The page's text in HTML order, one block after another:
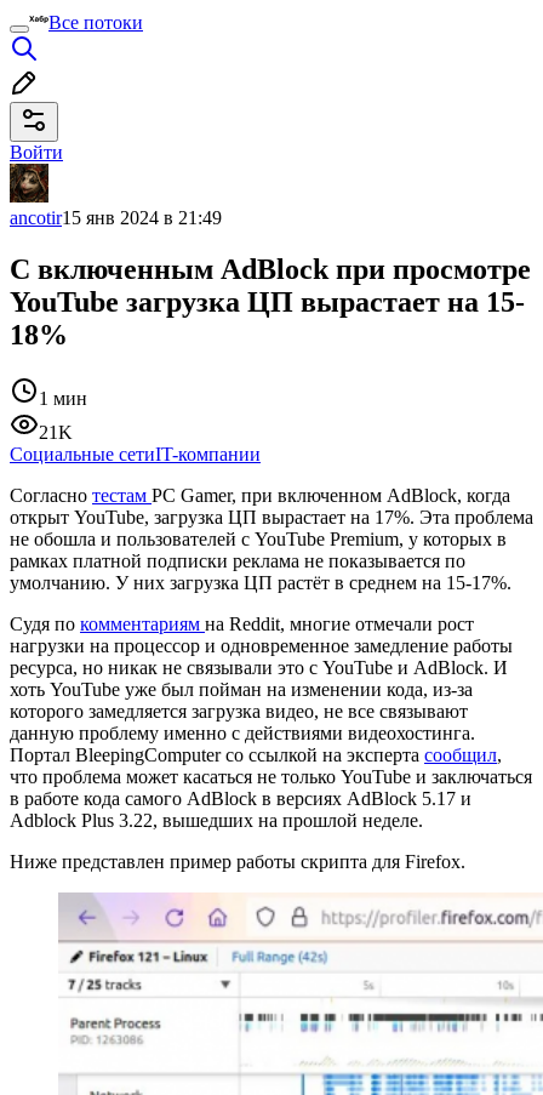
Все потоки
Войти
ancotir15 янв 2024 в 21:49
С включенным AdBlock при просмотре
YouTube загрузка ЦП вырастает на 15-
18%
1 мин
21K
Социальные сетиIT-компании
Согласно тестам PC Gamer, при включенном AdBlock, когда
открыт YouTube, загрузка ЦП вырастает на 17%. Эта проблема
не обошла и пользователей с YouTube Premium, у которых в
рамках платной подписки реклама не показывается по
умолчанию. У них загрузка ЦП растёт в среднем на 15-17%.
Судя по комментариям на Reddit, многие отмечали рост
нагрузки на процессор и одновременное замедление работы
ресурса, но никак не связывали это с YouTube и AdBlock. И
хоть YouTube уже был пойман на изменении кода, из-за
которого замедляется загрузка видео, не все связывают
данную проблему именно с действиями видеохостинга.
Портал BleepingComputer со ссылкой на эксперта сообщил,
что проблема может касаться не только YouTube и заключаться
в работе кода самого AdBlock в версиях AdBlock 5.17 и
Adblock Plus 3.22, вышедших на прошлой неделе.
Ниже представлен пример работы скрипта для Firefox.